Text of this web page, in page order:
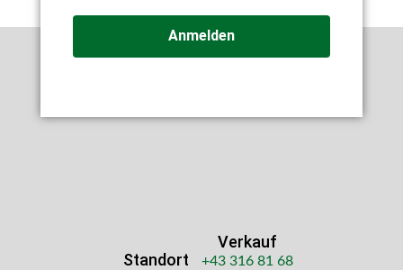
Anmelden
Standort
Verkauf
+43 316 81 68